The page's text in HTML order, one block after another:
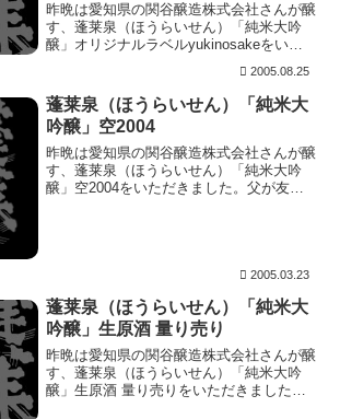
昨晩は愛知県の関谷醸造株式会社さんが醸
す、蓬莱泉（ほうらいせん）「純米大吟
醸」オリジナルラベルyukinosakeをいた
ニューアル記念のイベント企画で、自分で
デザインしたラベルのお酒を購入できまし
た。（...
2005.08.25
蓬莱泉（ほうらいせん）「純米大
吟醸」空2004
昨晩は愛知県の関谷醸造株式会社さんが醸
す、蓬莱泉（ほうらいせん）「純米大吟
醸」空2004をいただきました。父が友人
2005.03.23
蓬莱泉（ほうらいせん）「純米大
吟醸」生原酒 量り売り
昨晩は愛知県の関谷醸造株式会社さんが醸
す、蓬莱泉（ほうらいせん）「純米大吟
醸」生原酒 量り売りをいただきました。